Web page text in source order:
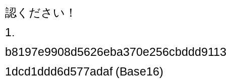
認ください！
1.
1dcd1ddd6d577adaf (Base16)